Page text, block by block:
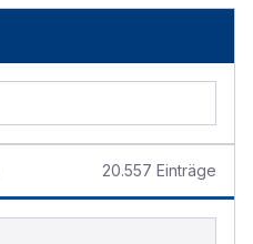
20.557 Einträge